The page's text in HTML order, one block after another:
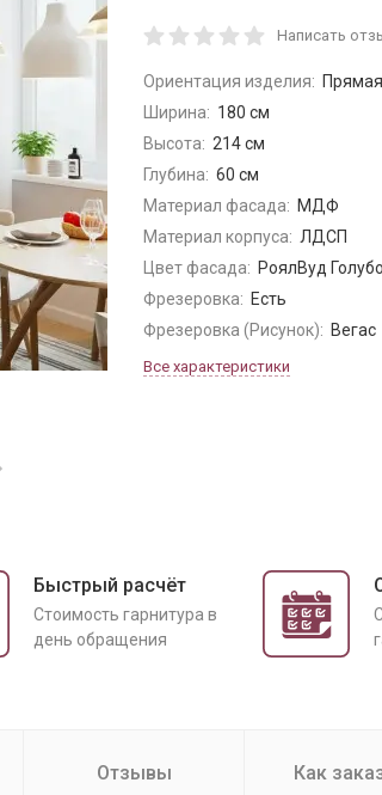
Написать
Ориентация изделия: Прямая
Ширина: 180 см
Высота: 214 см
Глубина: 60 см
Материал фасада: МДФ
Материал корпуса: ЛДСП
Цвет фасада: РоялВуд
Фрезеровка: Есть
Фрезеровка (Рисунок): Вегас
Все характеристики
Быстрый расчёт
Cтоимость гарнитура в
день обращения
Отзывы Как